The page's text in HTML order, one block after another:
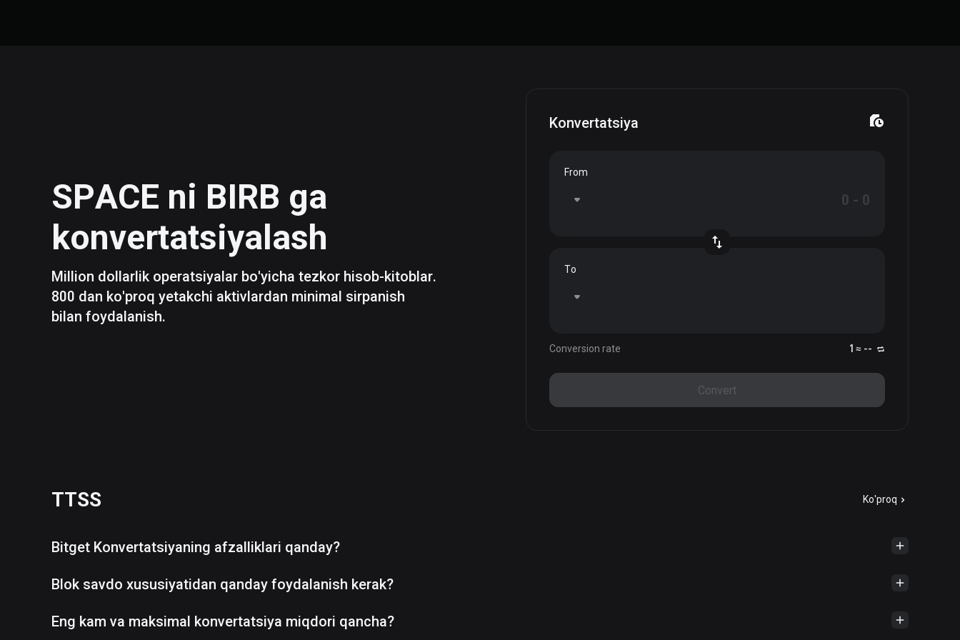
SPACE ni BIRB ga
konvertatsiyalash
Million dollarlik operatsiyalar bo'yicha tezkor hisob-kitoblar.
800 dan ko'proq yetakchi aktivlardan minimal sirpanish
bilan foydalanish.
Konvertatsiya
From
To
Conversion rate 1 ≈ --
Convert
TTSS Ko'proq
Bitget Konvertatsiyaning afzalliklari qanday?
Blok savdo xususiyatidan qanday foydalanish kerak?
Eng kam va maksimal konvertatsiya miqdori qancha?